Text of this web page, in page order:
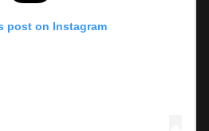
post on Instagram